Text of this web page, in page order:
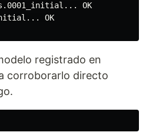
OK
OK
registrado en
corroborarlo directo